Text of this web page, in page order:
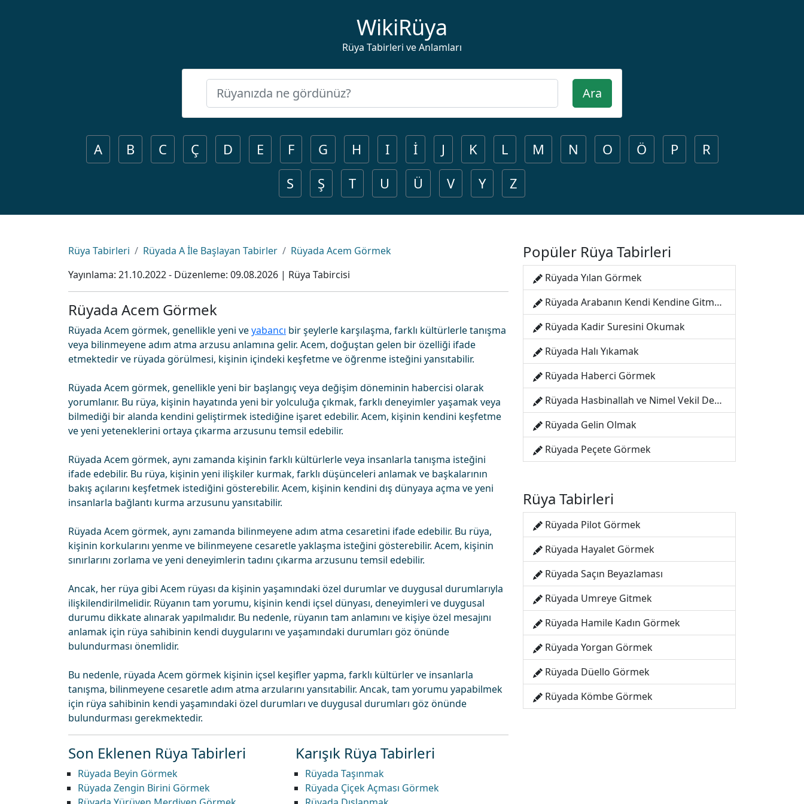
WikiRüya
Rüya Tabirleri ve Anlamları
Ara
A B C Ç D E F G H I İ J K L M N O Ö P
R
S
Ş T U Ü V Y Z
Rüya Tabirleri Rüyada A İle Başlayan Tabirler
Rüyada Acem Görmek
Yayınlama: 21.10.2022- Düzenleme: 09.08.2026 | Rüya Tabircisi
Rüyada Acem Görmek
Rüyada Acem görmek, genellikle yeni veyabancı bir şeylerle karşılaşma, farklı kültürlerle tanışma
veya bilinmeyene adım atma arzusu anlamına gelir. Acem, doğuştan gelen bir özelliği ifade
etmektedir ve rüyada görülmesi, kişinin içindeki keşfetme ve öğrenme isteğini yansıtabilir.
Rüyada Acem görmek, genellikle yeni bir başlangıç veya değişim döneminin habercisi olarak
yorumlanır. Bu rüya, kişinin hayatında yeni bir yolculuğa çıkmak, farklı deneyimler yaşamak veya
bilmediği bir alanda kendini geliştirmek istediğine işaret edebilir. Acem, kişinin kendini keşfetme
ve yeni yeteneklerini ortaya çıkarma arzusunu temsil edebilir.
Rüyada Acem görmek, aynı zamanda kişinin farklı kültürlerle veya insanlarla tanışma isteğini
ifade edebilir. Bu rüya, kişinin yeni ilişkiler kurmak, farklı düşünceleri anlamak ve başkalarının
bakış açılarını keşfetmek istediğini gösterebilir. Acem, kişinin kendini dış dünyaya açma ve yeni
insanlarla bağlantı kurma arzusunu yansıtabilir.
Rüyada Acem görmek, aynı zamanda bilinmeyene adım atma cesaretini ifade edebilir. Bu rüya,
kişinin korkularını yenme ve bilinmeyene cesaretle yaklaşma isteğini gösterebilir. Acem, kişinin
sınırlarını zorlama ve yeni deneyimlerin tadını çıkarma arzusunu temsil edebilir.
Ancak, her rüya gibi Acem rüyası da kişinin yaşamındaki özel durumlar ve duygusal durumlarıyla
ilişkilendirilmelidir. Rüyanın tam yorumu, kişinin kendi içsel dünyası, deneyimleri ve duygusal
durumu dikkate alınarak yapılmalıdır. Bu nedenle, rüyanın tam anlamını ve kişiye özel mesajını
anlamak için rüya sahibinin kendi duygularını ve yaşamındaki durumları göz önünde
bulundurması önemlidir.
Bu nedenle, rüyada Acem görmek kişinin içsel keşifler yapma, farklı kültürler ve insanlarla
tanışma, bilinmeyene cesaretle adım atma arzularını yansıtabilir. Ancak, tam yorumu yapabilmek
için rüya sahibinin kendi yaşamındaki özel durumları ve duygusal durumları göz önünde
bulundurması gerekmektedir.
Son Eklenen Rüya Tabirleri
Rüyada Beyin Görmek
Rüyada Zengin Birini Görmek
Karışık Rüya Tabirleri
Rüyada Taşınmak
Rüyada Çiçek Açması Görmek
Popüler Rüya Tabirleri
Rüyada Yılan Görmek
Rüyada Arabanın Kendi Kendine Gitmesi
Rüyada Kadir Suresini Okumak
Rüyada Halı Yıkamak
Rüyada Haberci Görmek
Rüyada Hasbinallah ve Nimel Vekil Demek
Rüyada Gelin Olmak
Rüyada Peçete Görmek
Rüya Tabirleri
Rüyada Pilot Görmek
Rüyada Hayalet Görmek
Rüyada Saçın Beyazlaması
Rüyada Umreye Gitmek
Rüyada Hamile Kadın Görmek
Rüyada Yorgan Görmek
Rüyada Düello Görmek
Rüyada Kömbe Görmek